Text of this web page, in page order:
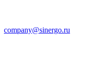
company@sinergo.ru